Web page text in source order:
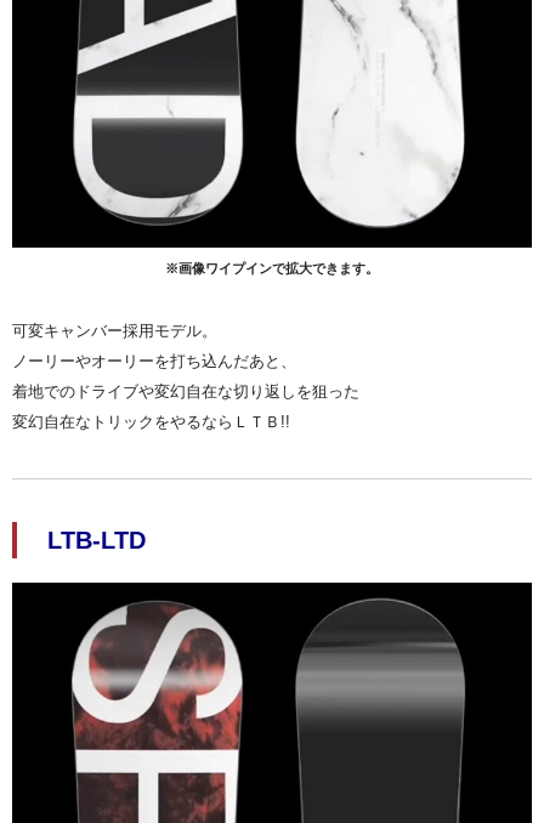
※画像ワイプインで拡大できます。
可変キャンバー採用モデル。
ノーリーやオーリーを打ち込んだあと、
着地でのドライブや変幻自在な切り返しを狙った
変幻自在なトリックをやるならＬＴＢ!!
LTB-LTD